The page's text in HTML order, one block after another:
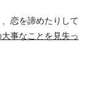
恋を諦めたりして
事なことを見失っ